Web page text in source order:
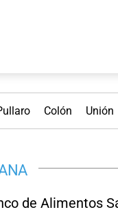
Colón Unión
de Alimentos